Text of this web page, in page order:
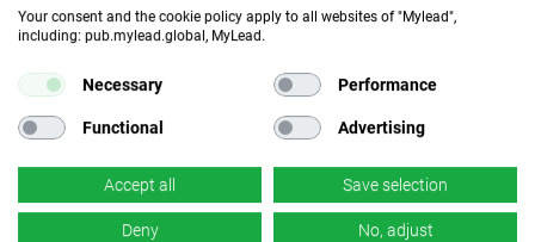
1.18 % ✓Ja
Banner
×Nein
HideLink
✓ Ja
Produkte
Nein
Gutscheine und
Your consent and the cookie policy apply to all websites of "Mylead",
including: pub.mylead.global, MyLead.
Necessary Performance
Functional Advertising
Accept all Save selection
Deny No, adjust